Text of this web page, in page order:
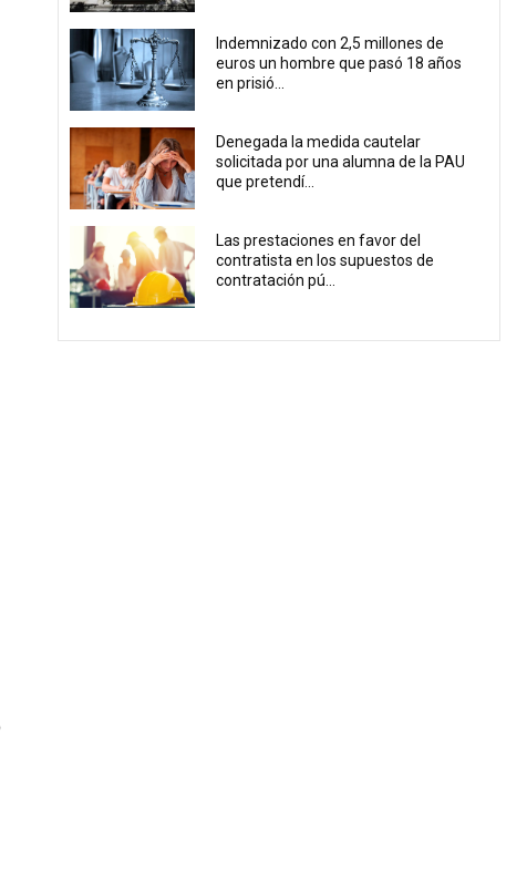
Indemnizado con 2,5 millones de
euros un hombre que pasó 18 años
en prisió...
Denegada la medida cautelar
solicitada por una alumna de la PAU
que pretendí...
Las prestaciones en favor del
contratista en los supuestos de
contratación pú...